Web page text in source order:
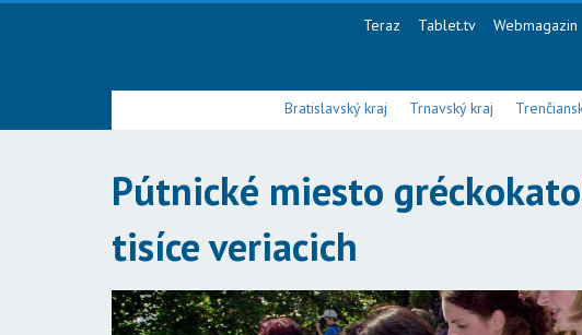
Teraz Tablet.tv Webmagazin
Bratislavský kraj Trnavský kraj
Pútnické miesto
tisíce veriacich